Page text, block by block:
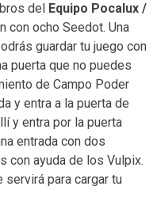
del Equipo Pocalux /
con ocho Seedot. Una
guardar tu juego con
puerta que no puedes
de Campo Poder
y entra a la puerta de
y entra por la puerta
entrada con dos
con ayuda de los Vulpix.
servirá para cargar tu